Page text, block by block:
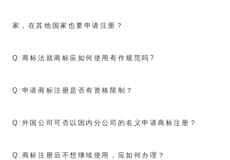
家，在其他国家也要申请注册？
Q: 商标法就商标应如何使用有作规范吗?
Q: 申请商标注册是否有资格限制？
Q: 外国公司可否以国内分公司的名义申请商标注册？
Q: 商标注册后不想继续使用，应如何办理？